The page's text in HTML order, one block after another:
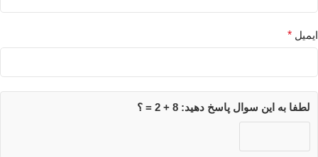
ایمیل *
لطفا به این سوال پاسخ دهید: 8 + 2 = ؟